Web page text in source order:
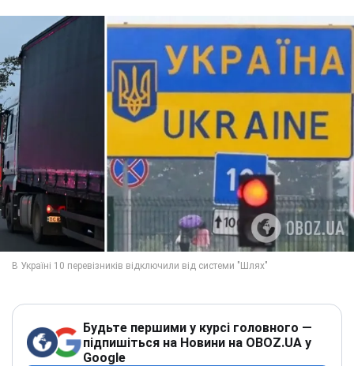
Будьте першими у курсі головного —
підпишіться на Новини на OBOZ.UA у
Google